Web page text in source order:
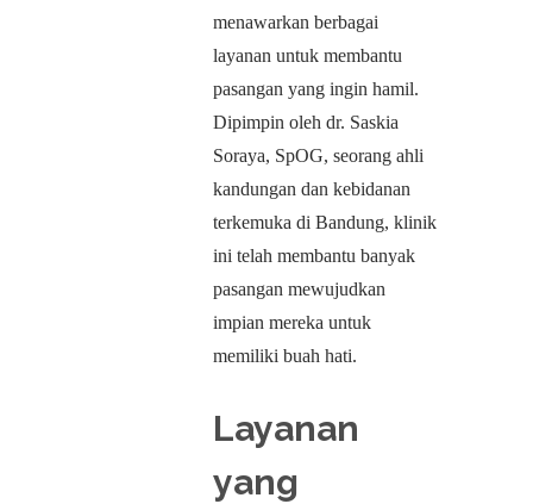
menawarkan berbagai
layanan untuk membantu
pasangan yang ingin hamil.
Dipimpin oleh dr. Saskia
Soraya, SpOG, seorang ahli
kandungan dan kebidanan
terkemuka di Bandung, klinik
ini telah membantu banyak
pasangan mewujudkan
impian mereka untuk
memiliki buah hati.
Layanan
yang